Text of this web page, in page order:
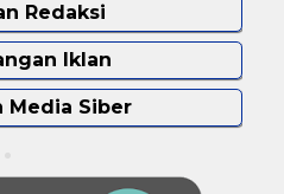
Redaksi
Iklan
Media Siber